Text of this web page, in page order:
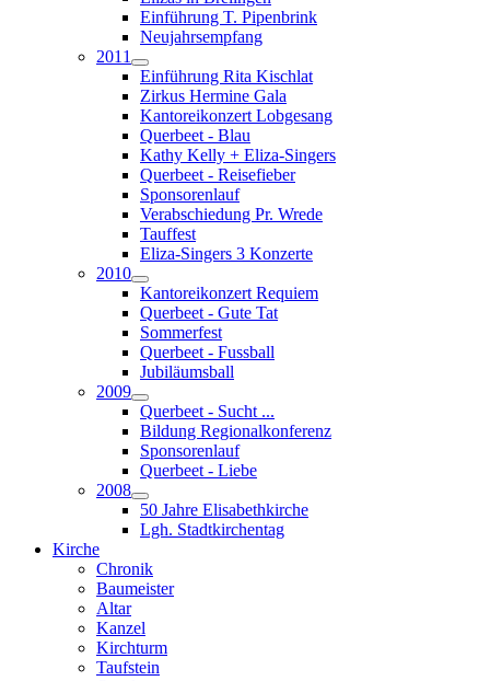
Einführung T. Pipenbrink
Neujahrsempfang
2011
Einführung Rita Kischlat
Zirkus Hermine Gala
Kantoreikonzert Lobgesang
Querbeet - Blau
Kathy Kelly + Eliza-Singers
Querbeet - Reisefieber
Sponsorenlauf
Verabschiedung Pr. Wrede
Tauffest
Eliza-Singers 3 Konzerte
2010
Kantoreikonzert Requiem
Querbeet - Gute Tat
Sommerfest
Querbeet - Fussball
Jubiläumsball
2009
Querbeet - Sucht ...
Bildung Regionalkonferenz
Sponsorenlauf
Querbeet - Liebe
2008
50 Jahre Elisabethkirche
Lgh. Stadtkirchentag
Kirche
Chronik
Baumeister
Altar
Kanzel
Kirchturm
Taufstein